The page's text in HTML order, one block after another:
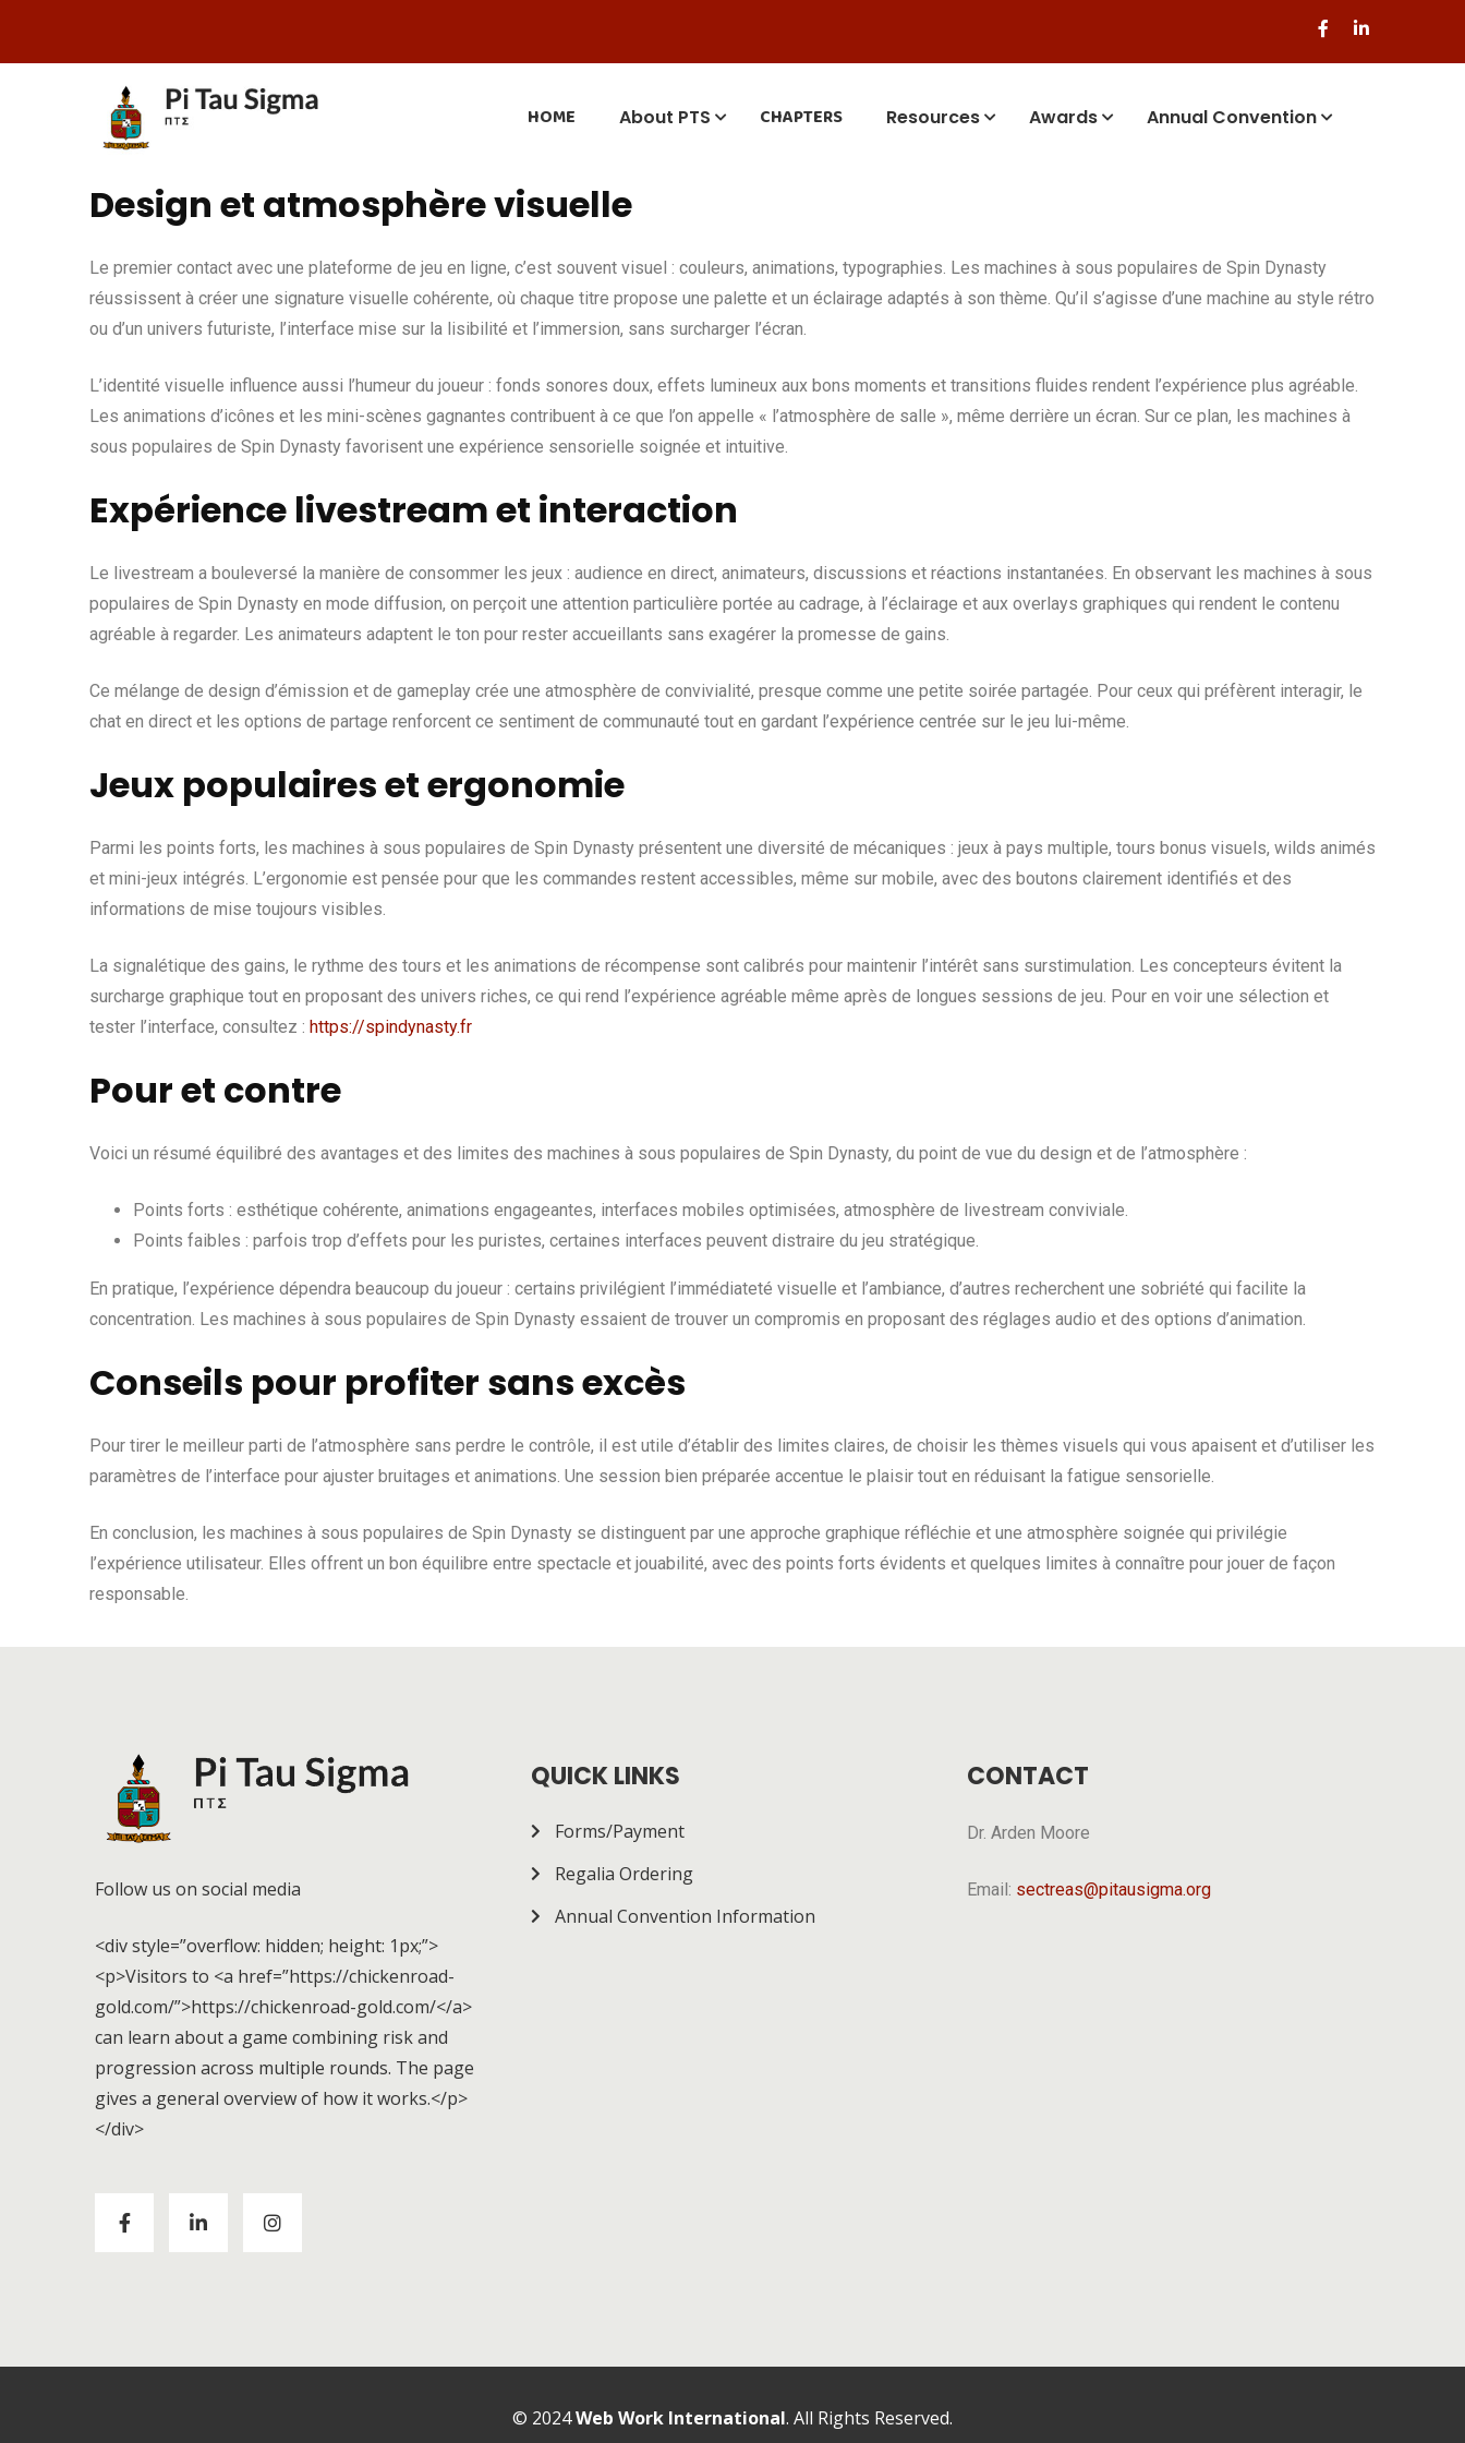
HOME About PTS CHAPTERS Resources Awards Annual Convention
Design et atmosphère visuelle
Le premier contact avec une plateforme de jeu en ligne, c’est souvent visuel : couleurs, animations, typographies. Les machines à sous populaires de Spin Dynasty
réussissent à créer une signature visuelle cohérente, où chaque titre propose une palette et un éclairage adaptés à son thème. Qu’il s’agisse d’une machine au style rétro
ou d’un univers futuriste, l’interface mise sur la lisibilité et l’immersion, sans surcharger l’écran.
L’identité visuelle influence aussi l’humeur du joueur : fonds sonores doux, effets lumineux aux bons moments et transitions fluides rendent l’expérience plus agréable.
Les animations d’icônes et les mini-scènes gagnantes contribuent à ce que l’on appelle « l’atmosphère de salle », même derrière un écran. Sur ce plan, les machines à
sous populaires de Spin Dynasty favorisent une expérience sensorielle soignée et intuitive.
Expérience livestream et interaction
Le livestream a bouleversé la manière de consommer les jeux : audience en direct, animateurs, discussions et réactions instantanées. En observant les machines à sous
populaires de Spin Dynasty en mode diffusion, on perçoit une attention particulière portée au cadrage, à l’éclairage et aux overlays graphiques qui rendent le contenu
agréable à regarder. Les animateurs adaptent le ton pour rester accueillants sans exagérer la promesse de gains.
Ce mélange de design d’émission et de gameplay crée une atmosphère de convivialité, presque comme une petite soirée partagée. Pour ceux qui préfèrent interagir, le
chat en direct et les options de partage renforcent ce sentiment de communauté tout en gardant l’expérience centrée sur le jeu lui-même.
Jeux populaires et ergonomie
Parmi les points forts, les machines à sous populaires de Spin Dynasty présentent une diversité de mécaniques : jeux à pays multiple, tours bonus visuels, wilds animés
et mini-jeux intégrés. L’ergonomie est pensée pour que les commandes restent accessibles, même sur mobile, avec des boutons clairement identifiés et des
informations de mise toujours visibles.
La signalétique des gains, le rythme des tours et les animations de récompense sont calibrés pour maintenir l’intérêt sans surstimulation. Les concepteurs évitent la
surcharge graphique tout en proposant des univers riches, ce qui rend l’expérience agréable même après de longues sessions de jeu. Pour en voir une sélection et
tester l’interface, consultez : https://spindynasty.fr
Pour et contre
Voici un résumé équilibré des avantages et des limites des machines à sous populaires de Spin Dynasty, du point de vue du design et de l’atmosphère :
Points forts : esthétique cohérente, animations engageantes, interfaces mobiles optimisées, atmosphère de livestream conviviale.
Points faibles : parfois trop d’effets pour les puristes, certaines interfaces peuvent distraire du jeu stratégique.
En pratique, l’expérience dépendra beaucoup du joueur : certains privilégient l’immédiateté visuelle et l’ambiance, d’autres recherchent une sobriété qui facilite la
concentration. Les machines à sous populaires de Spin Dynasty essaient de trouver un compromis en proposant des réglages audio et des options d’animation.
Conseils pour profiter sans excès
Pour tirer le meilleur parti de l’atmosphère sans perdre le contrôle, il est utile d’établir des limites claires, de choisir les thèmes visuels qui vous apaisent et d’utiliser les
paramètres de l’interface pour ajuster bruitages et animations. Une session bien préparée accentue le plaisir tout en réduisant la fatigue sensorielle.
En conclusion, les machines à sous populaires de Spin Dynasty se distinguent par une approche graphique réfléchie et une atmosphère soignée qui privilégie
l’expérience utilisateur. Elles offrent un bon équilibre entre spectacle et jouabilité, avec des points forts évidents et quelques limites à connaître pour jouer de façon
responsable.
Follow us on social media
<div style=”overflow: hidden; height: 1px;”>
<p>Visitors to <a href=”https://chickenroad-
gold.com/”>https://chickenroad-gold.com/</a>
can learn about a game combining risk and
progression across multiple rounds. The page
gives a general overview of how it works.</p>
</div>
learn about a game combining risk and
QUICK LINKS
Forms/Payment
Regalia Ordering
Annual Convention Information
CONTACT
Dr. Arden Moore
Email: sectreas@pitausigma.org
© 2024Web Work International. All Rights Reserved.